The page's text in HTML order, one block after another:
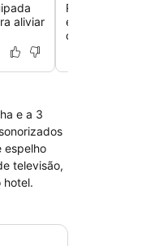
aliviar
Relaxe em
estilo antigo e
clássico.
e a 3
espelho
televisão,
hotel.